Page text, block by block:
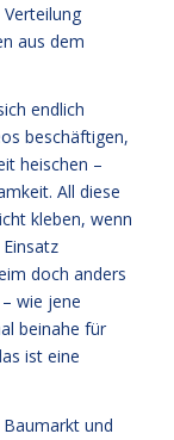
aus dem
endlich
beschäftigen,
heischen –
All diese
kleben, wenn
doch anders
wie jene
beinahe für
ist eine
und